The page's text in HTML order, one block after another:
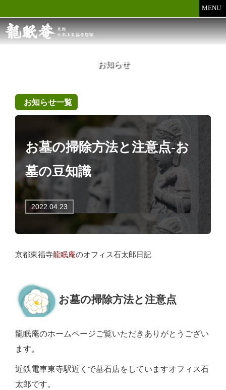
MENU
お知らせ
お知らせ一覧
お墓の掃除方法と注意点-お
墓の豆知識
2022.04.23
京都東福寺龍眠庵のオフィス石太郎日記
お墓の掃除方法と注意点
龍眠庵のホームページご覧いただきありがとうござい
ます。
近鉄電車東寺駅近くで墓石店をしていますオフィス石
太郎です。